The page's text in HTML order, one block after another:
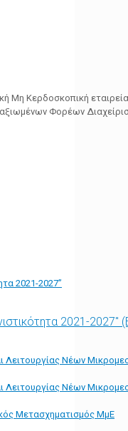
Μη Κερδοσκοπική
Φορέων
2021-2027”
2021-
Λειτουργίας Νέων
Λειτουργίας Νέων
Μετασχηματισμός ΜμΕ